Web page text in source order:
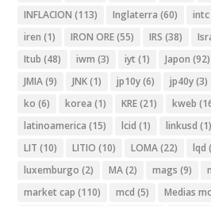
INFLACION (113) Inglaterra (60) intc
iren (1) IRON ORE(55) IRS (38)
Itub (48) iwm (3) iyt (1) Japon (92)
JMIA(9) JNK(1) jp10y(6) jp40y(3)
ko (6) korea (1) KRE(21) kweb
latinoamerica (15) lcid (1) linkusd (1)
LIT (10) LITIO (10) LOMA(22) lqd
luxemburgo (2) MA(2) mags (9)
market cap (110) mcd (5) Medias